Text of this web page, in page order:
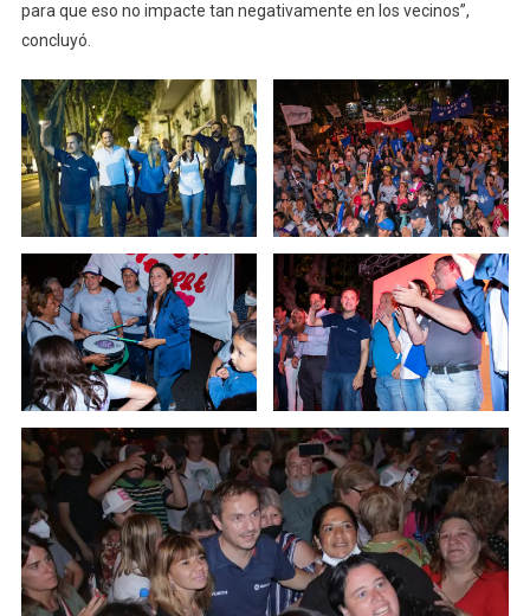
para que eso no impacte tan negativamente en los vecinos”,
concluyó.